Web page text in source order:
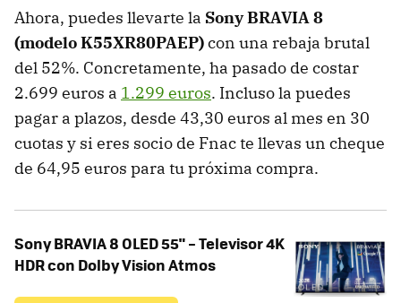
Ahora, puedes llevarte la Sony BRAVIA 8
(modelo K55XR80PAEP)con una rebaja brutal
del 52%. Concretamente, ha pasado de costar
2.699 euros a 1.299 euros. Incluso la puedes
pagar a plazos, desde 43,30 euros al mes en 30
cuotas y si eres socio de Fnac te llevas un cheque
de 64,95 euros para tu próxima compra.
Sony BRAVIA 8 OLED 55" – Televisor 4K
HDR con Dolby Vision Atmos